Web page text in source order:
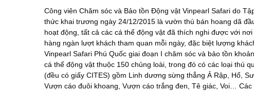
Công viên Chăm sóc và Bảo tồn Động vật Vinpearl Safari do
thức khai trương ngày 24/12/2015 là vườn thú bán hoang dã
hoạt động, tất cả các cá thể động vật đã thích nghi được với
hàng ngàn lượt khách tham quan mỗi ngày, đặc biệt lượng
Vinpearl Safari Phú Quốc giai đoạn I chăm sóc và bảo tồn
cá thể động vật thuộc 150 chủng loài, trong đó có các loại thú
(đều có giấy CITES) gồm Linh dương sừng thẳng Ả Rập, Hổ,
Vượn cáo đuôi khoang, Vượn cáo trắng đen, Tê giác, Voi… Các